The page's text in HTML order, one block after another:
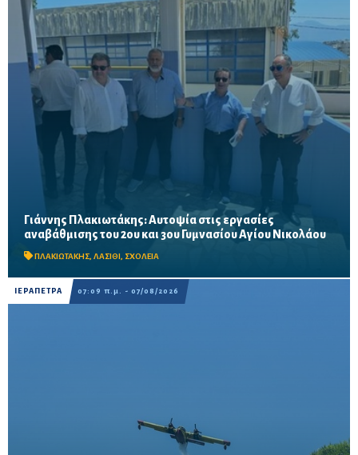
Γιάννης Πλακιωτάκης: Αυτοψία στις εργασίες
αναβάθμισης του 2ου και 3ου Γυμνασίου Αγίου Νικολάου
ΠΛΑΚΙΩΤΑΚΗΣ, ΛΑΣΙΘΙ, ΣΧΟΛΕΙΑ
Οι παρεμβάσεις του προγράμματος «Μαριέττα Γιαννάκου»
αναμένεται να ολοκληρωθούν πριν από τη νέα σχολική χρονιά –
Προβλέπονται ανακαινίσεις αιθουσών, αύλειων και...
ΙΕΡΑΠΕΤΡΑ 07:09 π.μ. - 07/08/2026